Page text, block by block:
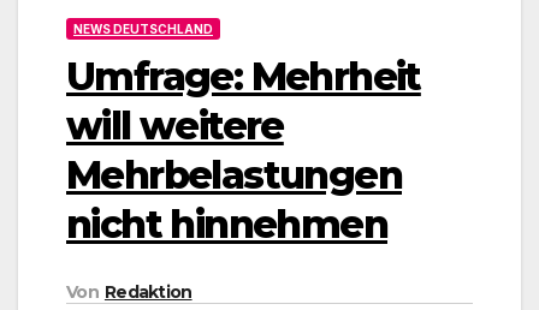
NEWS DEUTSCHLAND
Umfrage: Mehrheit
will weitere
Mehrbelastungen
nicht hinnehmen
Von Redaktion